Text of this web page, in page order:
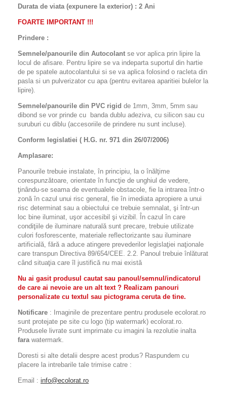
Durata de viata (expunere la exterior) : 2 Ani
FOARTE IMPORTANT !!!
Prindere :
Semnele/panourile din Autocolant se vor aplica prin lipire la
locul de afisare. Pentru lipire se va indeparta suportul din hartie
de pe spatele autocolantului si se va aplica folosind o racleta din
pasla si un pulverizator cu apa (pentru evitarea aparitiei bulelor la
lipire).
Semnele/panourile din PVC rigid de 1mm, 3mm, 5mm sau
dibond se vor prinde cu banda dublu adeziva, cu silicon sau cu
suruburi cu diblu (accesoriile de prindere nu sunt incluse).
Conform legislatiei ( H.G. nr. 971 din 26/07/2006)
Amplasare:
Panourile trebuie instalate, în principiu, la o înălţime
corespunzătoare, orientate în funcţie de unghiul de vedere,
ţinându-se seama de eventualele obstacole, fie la intrarea într-o
zonă în cazul unui risc general, fie în imediata apropiere a unui
risc determinat sau a obiectului ce trebuie semnalat, şi într-un
loc bine iluminat, uşor accesibil şi vizibil. În cazul în care
condiţiile de iluminare naturală sunt precare, trebuie utilizate
culori fosforescente, materiale reflectorizante sau iluminare
artificială, fără a aduce atingere prevederilor legislaţiei naţionale
care transpun Directiva 89/654/CEE. 2.2. Panoul trebuie înlăturat
când situaţia care îl justifică nu mai există
Nu ai gasit produsul cautat sau panoul/semnul/indicatorul
de care ai nevoie are un alt text ? Realizam panouri
personalizate cu textul sau pictograma ceruta de tine.
Notificare : Imaginile de prezentare pentru produsele ecolorat.ro
sunt protejate pe site cu logo (tip watermark) ecolorat.ro.
Produsele livrate sunt imprimate cu imagini la rezolutie inalta
farawatermark.
Doresti si alte detalii despre acest produs? Raspundem cu
placere la intrebarile tale trimise catre :
Email : info@ecolorat.ro